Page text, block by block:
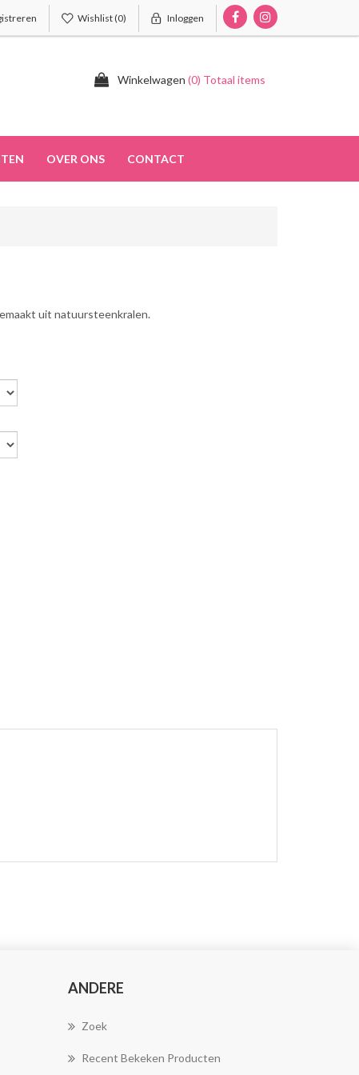
Wishlist(0) Inloggen
Winkelwagen (0) Totaal items
OVER ONS CONTACT
uit natuursteenkralen.
ANDERE
Zoek
Recent Bekeken Producten